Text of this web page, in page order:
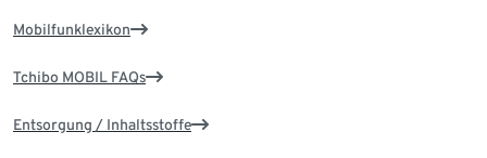
Mobilfunklexikon
Tchibo MOBIL FAQs
Entsorgung / Inhaltsstoffe